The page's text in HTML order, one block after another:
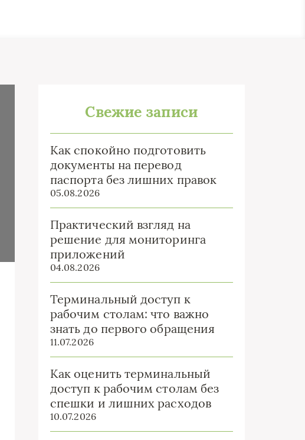
Свежие записи
Как спокойно подготовить
документы на перевод
паспорта без лишних правок
05.08.2026
Практический взгляд на
решение для мониторинга
приложений
04.08.2026
Терминальный доступ к
рабочим столам: что важно
знать до первого обращения
11.07.2026
Как оценить терминальный
доступ к рабочим столам без
спешки и лишних расходов
10.07.2026